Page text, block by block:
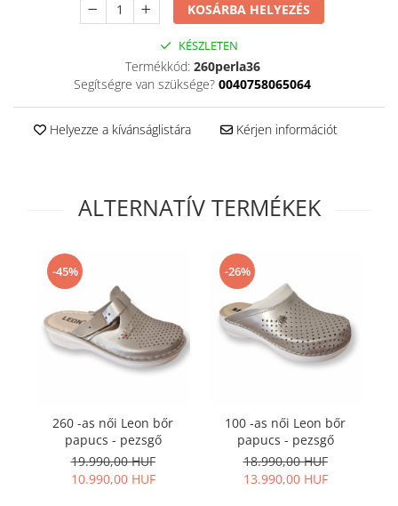
KOSÁRBA HELYEZÉS
KÉSZLETEN
Termékkód: 260perla36
Segítségre van szüksége? 0040758065064
Helyezze a kívánságlistára Kérjen információt
ALTERNATÍV TERMÉKEK
-45%
260 -as női Leon bőr
papucs - pezsgő
19.990,00 HUF
10.990,00 HUF
-26%
100 -as női Leon bőr
papucs - pezsgő
18.990,00 HUF
13.990,00 HUF